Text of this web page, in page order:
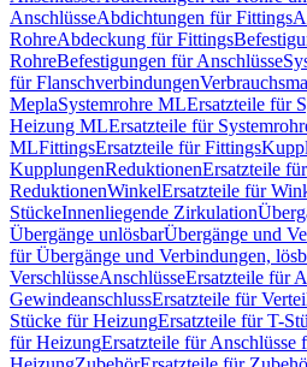
AnschlüsseAbdichtungen für Fittings
RohreAbdeckung für Fittings
RohreBefestigungen für Anschlüsse
für Flanschverbindungen
MeplaSystemrohre MLErsatzteile für
Heizung MLErsatzteile für
MLFittingsErsatzteile für Fittings
KupplungenReduktionenErsatzteile für
ReduktionenWinkelErsatzteile für
StückeInnenliegende Zirkulation
Übergänge unlösbarÜbergänge und
für Übergänge und Verbindungen,
VerschlüsseAnschlüsseErsatzteile für
GewindeanschlussErsatzteile für
Stücke für HeizungErsatzteile für T-
für HeizungErsatzteile für Anschlüsse